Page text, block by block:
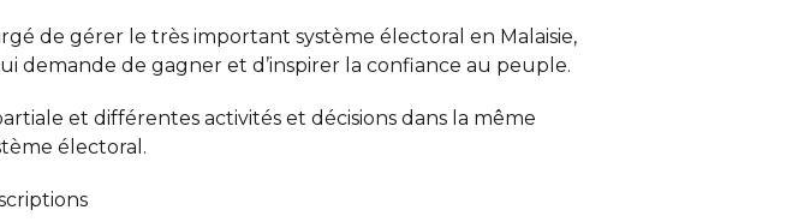
de gérer le très important système électoral en Malaisie,
demande de gagner et d’inspirer la confiance au peuple.
et différentes activités et décisions dans la même
électoral.